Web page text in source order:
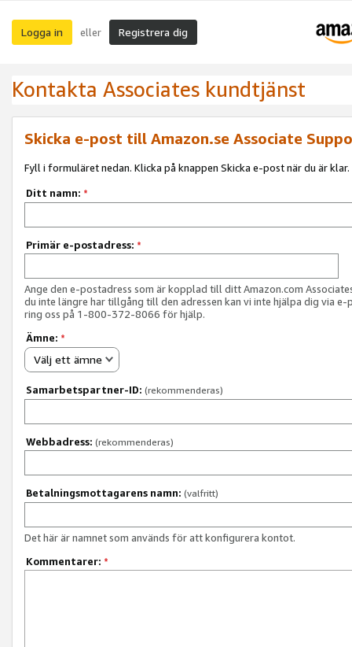
Logga in eller Registrera dig
Kontakta Associates kundtjänst
Skicka e-post till Amazon.se Associate
Fyll i formuläret nedan. Klicka på knappen Skicka e-post när du är klar.
Ditt namn: *
Primär e-postadress: *
Ange den e-postadress som är kopplad till ditt Amazon.com
du inte längre har tillgång till den adressen kan vi inte hjälpa dig via e-
ring oss på 1-800-372-8066 för hjälp.
Ämne: *
Välj ett ämne
Samarbetspartner-ID: (rekommenderas)
Webbadress: (rekommenderas)
Betalningsmottagarens namn: (valfritt)
Det här är namnet som används för att konfigurera kontot.
Kommentarer: *